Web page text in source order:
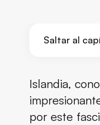
Saltar al
¿Cuántos
Islandia,
por este